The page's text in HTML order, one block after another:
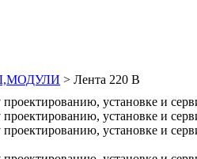
> Лента 220 В
установке и
установке и
установке и